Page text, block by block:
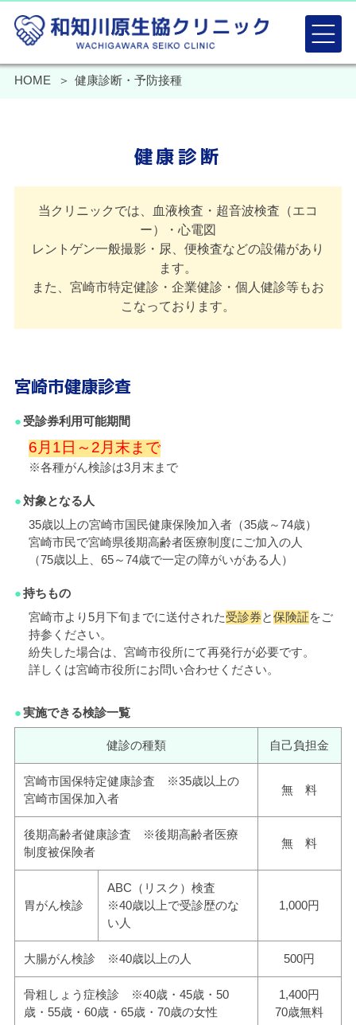
HOME 健康診断・予防接種
健康診断
当クリニックでは、血液検査・超音波検査（エコ
ー）・心電図
レントゲン一般撮影・尿、便検査などの設備があり
ます。
また、宮崎市特定健診・企業健診・個人健診等もお
こなっております。
宮崎市健康診査
受診券利用可能期間
6月1日～2月末まで
※各種がん検診は3月末まで
対象となる人
35歳以上の宮崎市国民健康保険加入者（35歳～74歳）
宮崎市民で宮崎県後期高齢者医療制度にご加入の人
（75歳以上、65～74歳で一定の障がいがある人）
持ちもの
宮崎市より5月下旬までに送付された受診券と保険証をご
持参ください。
紛失した場合は、宮崎市役所にて再発行が必要です。
詳しくは宮崎市役所にお問い合わせください。
実施できる検診一覧
健診の種類 自己負担金
宮崎市国保特定健康診査 ※35歳以上の
宮崎市国保加入者
無 料
後期高齢者健康診査 ※後期高齢者医療
制度被保険者
無 料
胃がん検診
ABC（リスク）検査
※40歳以上で受診歴のな
い人
1,000円
大腸がん検診 ※40歳以上の人 500円
骨粗しょう症検診 ※40歳・45歳・50
歳・55歳・60歳・65歳・70歳の女性
1,400円
70歳無料